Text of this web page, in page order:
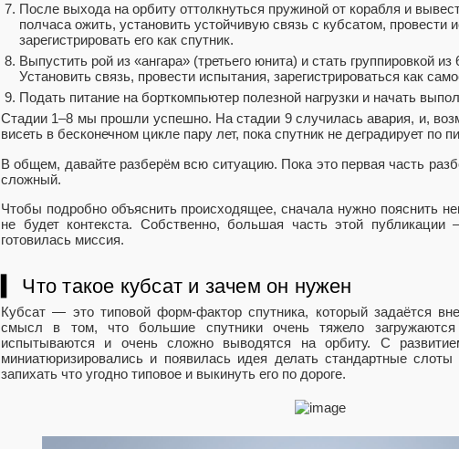
После выхода на орбиту оттолкнуться пружиной от корабля и
полчаса ожить, установить устойчивую связь с кубсатом, провести
зарегистрировать его как спутник.
Выпустить рой из «ангара» (третьего юнита) и стать группировкой
Установить связь, провести испытания, зарегистрироваться как
Подать питание на борткомпьютер полезной нагрузки и начать
Стадии 1–8 мы прошли успешно. На стадии 9 случилась авария, и,
висеть в бесконечном цикле пару лет, пока спутник не деградирует по
В общем, давайте разберём всю ситуацию. Пока это первая часть
сложный.
Чтобы подробно объяснить происходящее, сначала нужно пояснить
не будет контекста. Собственно, большая часть этой
готовилась миссия.
▍ Что такое кубсат и зачем он нужен
Кубсат — это типовой форм-фактор спутника, который задаётся
смысл в том, что большие спутники очень тяжело
испытываются и очень сложно выводятся на орбиту. С
миниатюризировались и появилась идея делать стандартные
запихать что угодно типовое и выкинуть его по дороге.